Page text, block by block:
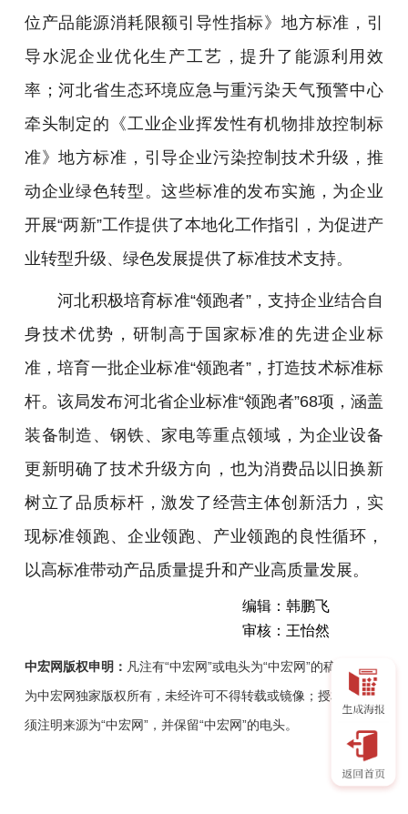
位产品能源消耗限额引导性指标》地方标准，引
导水泥企业优化生产工艺，提升了能源利用效
率；河北省生态环境应急与重污染天气预警中心
牵头制定的《工业企业挥发性有机物排放控制标
准》地方标准，引导企业污染控制技术升级，推
动企业绿色转型。这些标准的发布实施，为企业
开展“两新”工作提供了本地化工作指引，为促进产
业转型升级、绿色发展提供了标准技术支持。
河北积极培育标准“领跑者”，支持企业结合自
身技术优势，研制高于国家标准的先进企业标
准，培育一批企业标准“领跑者”，打造技术标准标
杆。该局发布河北省企业标准“领跑者”68项，涵盖
装备制造、钢铁、家电等重点领域，为企业设备
更新明确了技术升级方向，也为消费品以旧换新
树立了品质标杆，激发了经营主体创新活力，实
现标准领跑、企业领跑、产业领跑的良性循环，
以高标准带动产品质量提升和产业高质量发展。
编辑：韩鹏飞
审核：王怡然
中宏网版权申明： 凡注有“中宏网”或电头为“中宏网”的稿件，均
为中宏网独家版权所有，未经许可不得转载或镜像；授权转载必
须注明来源为“中宏网”，并保留“中宏网”的电头。